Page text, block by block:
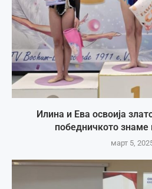
Илина и Ева освоија
победничкото знаме
март 5,